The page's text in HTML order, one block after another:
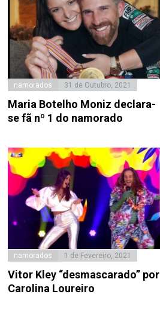
namorados 31 de Outubro, 2021
Maria Botelho Moniz declara-
se fã nº 1 do namorado
namorados 1 de Fevereiro, 2021
Vitor Kley “desmascarado” por
Carolina Loureiro